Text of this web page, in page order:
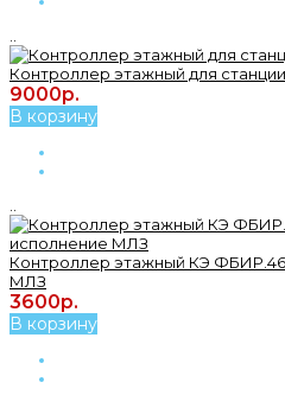
Контроллер этажный для
9000р.
В корзину
Контроллер этажный КЭ
МЛЗ
3600р.
В корзину